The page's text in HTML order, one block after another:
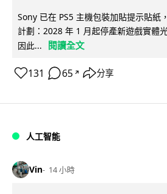
Sony 已在 PS5 主機包裝加貼提示貼紙
計劃：2028 年 1 月起停產新遊戲實體
因此...
閱讀全文
131 65 ↗ 分享
人工智能
Vin 14 小時